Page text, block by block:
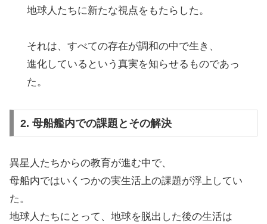
地球人たちに新たな視点をもたらした。
それは、すべての存在が調和の中で生き、
進化しているという真実を知らせるものであっ
た。
2. 母船艦内での課題とその解決
異星人たちからの教育が進む中で、
母船内ではいくつかの実生活上の課題が浮上してい
た。
地球人たちにとって、地球を脱出した後の生活は